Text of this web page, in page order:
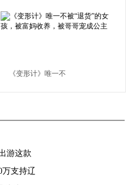
签有多拼？大一演乞
丐，大三放弃形象管理
《变形计》唯一不
游这款
万支持辽